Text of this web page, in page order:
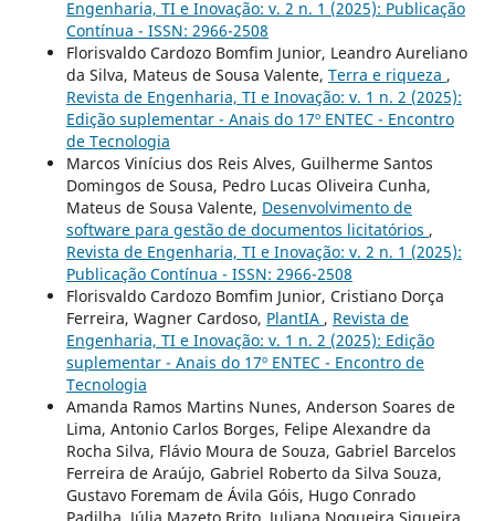
Engenharia, TI e Inovação: v. 2 n. 1 (2025): Publicação
Contínua - ISSN: 2966-2508
Florisvaldo Cardozo Bomfim Junior, Leandro Aureliano
da Silva, Mateus de Sousa Valente, Terra e riqueza ,
Revista de Engenharia, TI e Inovação: v. 1 n. 2 (2025):
Edição suplementar - Anais do 17º ENTEC - Encontro
de Tecnologia
Marcos Vinícius dos Reis Alves, Guilherme Santos
Domingos de Sousa, Pedro Lucas Oliveira Cunha,
Mateus de Sousa Valente, Desenvolvimento de
software para gestão de documentos licitatórios ,
Revista de Engenharia, TI e Inovação: v. 2 n. 1 (2025):
Publicação Contínua - ISSN: 2966-2508
Florisvaldo Cardozo Bomfim Junior, Cristiano Dorça
Ferreira, Wagner Cardoso, PlantIA , Revista de
Engenharia, TI e Inovação: v. 1 n. 2 (2025): Edição
suplementar - Anais do 17º ENTEC - Encontro de
Tecnologia
Amanda Ramos Martins Nunes, Anderson Soares de
Lima, Antonio Carlos Borges, Felipe Alexandre da
Rocha Silva, Flávio Moura de Souza, Gabriel Barcelos
Ferreira de Araújo, Gabriel Roberto da Silva Souza,
Gustavo Foremam de Ávila Góis, Hugo Conrado
Padilha, Júlia Mazeto Brito, Juliana Nogueira Siqueira,